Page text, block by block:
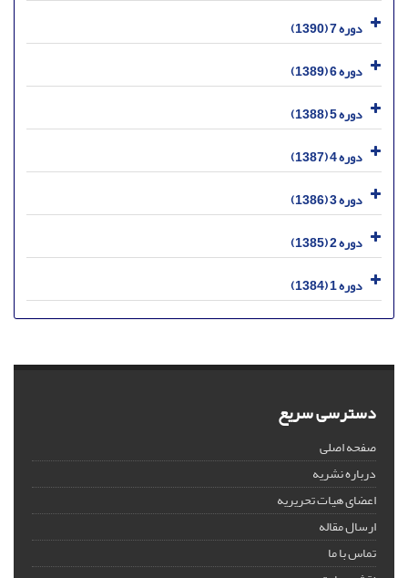
دوره 7 (1390)
دوره 6 (1389)
دوره 5 (1388)
دوره 4 (1387)
دوره 3 (1386)
دوره 2 (1385)
دوره 1 (1384)
دسترسی سریع
صفحه اصلی
درباره نشریه
اعضای هیات تحریریه
ارسال مقاله
تماس با ما